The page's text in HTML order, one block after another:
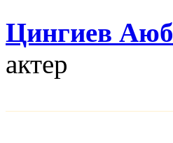
Цингиев Аюб
актер